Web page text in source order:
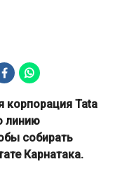
корпорация Tata
линию
собирать
Карнатака.